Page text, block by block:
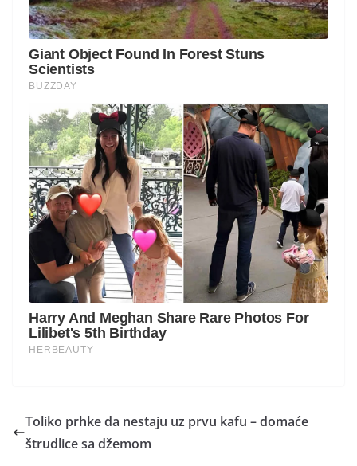
Toliko prhke da nestaju uz prvu kafu – domaće
štrudlice sa džemom